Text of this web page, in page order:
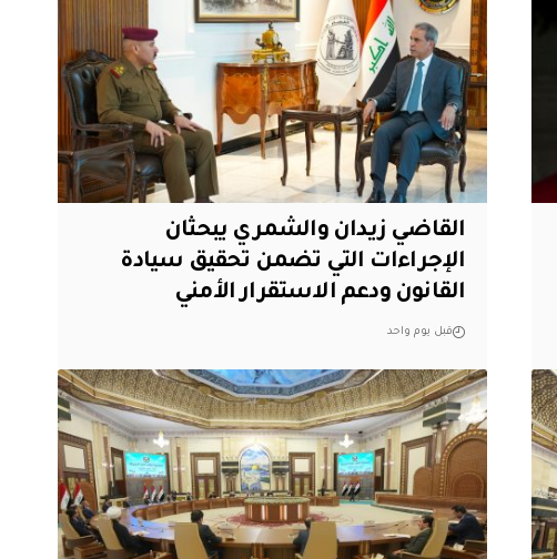
القاضي زيدان والشمري يبحثان
الإجراءات التي تضمن تحقيق سيادة
القانون ودعم الاستقرار الأمني
قبل يوم واحد